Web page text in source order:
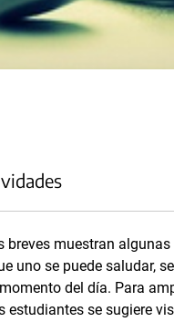
breves muestran algunas
uno se puede saludar,
del día. Para
estudiantes se sugiere